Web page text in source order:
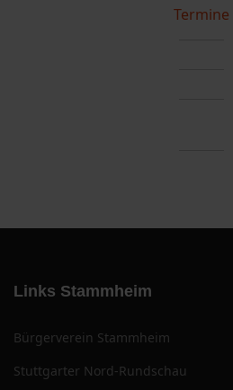
Termine
Links Stammheim
Bürgerverein Stammheim
Stuttgarter Nord-Rundschau